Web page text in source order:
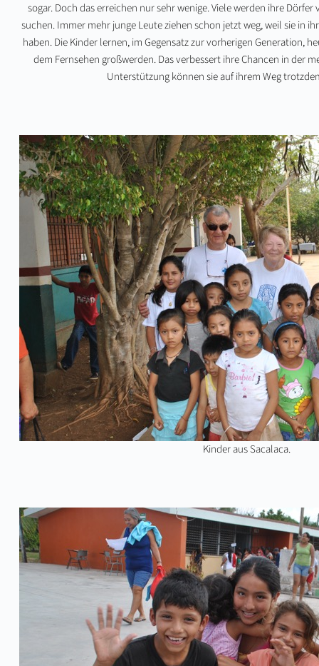
sogar. Doch das erreichen nur sehr wenige. Viele werden ihre
suchen. Immer mehr junge Leute ziehen schon jetzt weg, weil sie in
haben. Die Kinder lernen, im Gegensatz zur vorherigen Generation,
dem Fernsehen großwerden. Das verbessert ihre Chancen in der
Unterstützung können sie auf ihrem Weg
Kinder aus Sacalaca.